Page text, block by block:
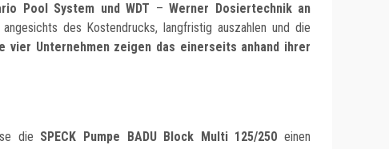
Pool System und WDT –Werner Dosiertechnik an
des Kostendrucks, langfristig auszahlen und die
vier Unternehmen zeigen das einerseits anhand ihrer
die SPECK Pumpe BADU Block Multi 125/250 einen